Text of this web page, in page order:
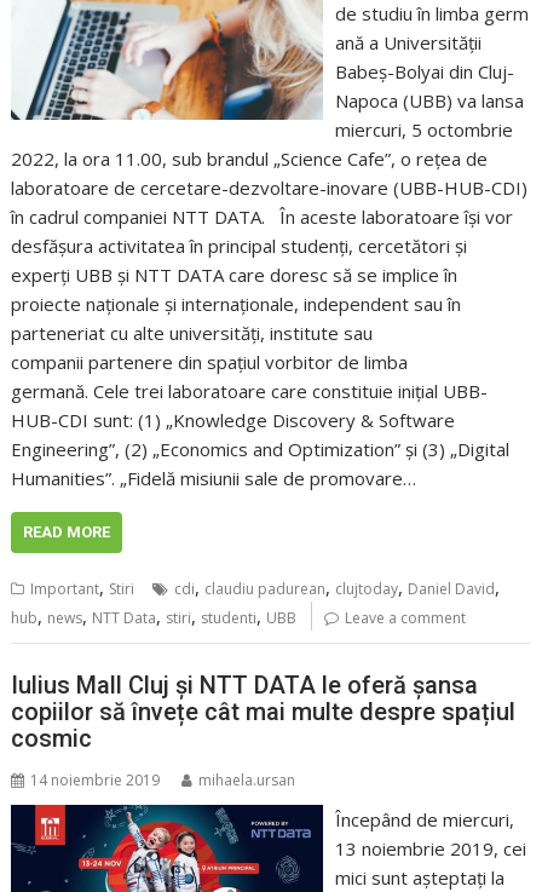
de studiu în limba germ
ană a Universității
Babeș-Bolyai din Cluj-
Napoca (UBB) va lansa
miercuri, 5 octombrie
2022, la ora 11.00, sub brandul „Science Cafe”, o rețea de
laboratoare de cercetare-dezvoltare-inovare (UBB-HUB-CDI)
în cadrul companiei NTT DATA. În aceste laboratoare își vor
desfășura activitatea în principal studenți, cercetători și
experți UBB și NTT DATA care doresc să se implice în
proiecte naționale și internaționale, independent sau în
parteneriat cu alte universități, institute sau
companii partenere din spațiul vorbitor de limba
germană. Cele trei laboratoare care constituie inițial UBB-
HUB-CDI sunt: (1) „Knowledge Discovery & Software
Engineering”, (2) „Economics and Optimization” și (3) „Digital
Humanities”. „Fidelă misiunii sale de promovare…
READ MORE
Important, Stiri cdi, claudiu padurean, clujtoday, Daniel David,
hub, news, NTT Data, stiri, studenti, UBB Leave a comment
Iulius Mall Cluj și NTT DATA le oferă șansa
copiilor să învețe cât mai multe despre spațiul
cosmic
14 noiembrie 2019 mihaela.ursan
Începând de miercuri,
13 noiembrie 2019, cei
mici sunt așteptați la